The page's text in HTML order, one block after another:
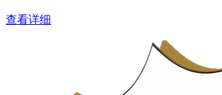
查看详细